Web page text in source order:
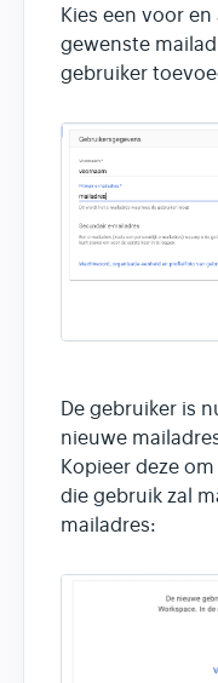
Kies een voor
gewenste
gebruiker
De gebruiker is
nieuwe
Kopieer deze
die gebruik zal
mailadres: